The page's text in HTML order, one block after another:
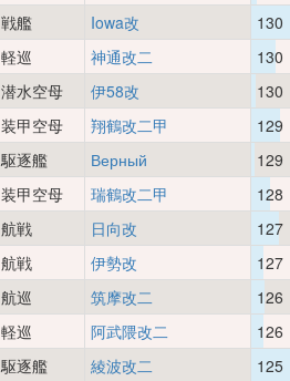
戦艦 Iowa改
130
軽巡 神通改二
130
潜水空母 伊58改
130
装甲空母 翔鶴改二甲
129
駆逐艦 Верный
129
装甲空母 瑞鶴改二甲
128
航戦 日向改
127
航戦 伊勢改
127
航巡 筑摩改二
126
軽巡 阿武隈改二
126
駆逐艦 綾波改二
125